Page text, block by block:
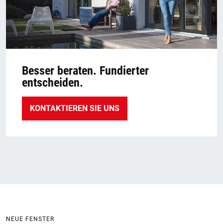
Besser beraten. Fundierter
entscheiden.
KONTAKTIEREN SIE UNS
NEUE FENSTER